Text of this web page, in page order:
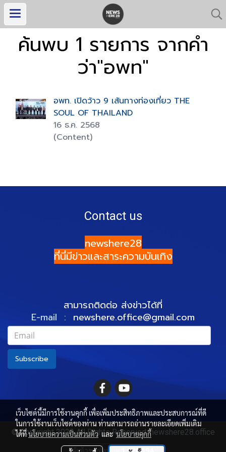
ค้นพบ 1 รายการ จากคำ
ว่า"อพท"
อพท. เปิดว้าว 9 เส้นทางท่องเที่ยว THE
SOUL OF THAILAND
16 ธ.ค. 2568
(Content)
Contact us
newshere28
ที่นี่มีข่าวและสาระความบันเทิง
สามารถติดต่อ ส่งข่าวได้ที่
E-mail : newshere.office@gmail.com
Subscribe
© Copyright 2022 All Rights Reserved. newshere28.office
ผู้เข้าชมทั้งหมด
1,526,194
เว็บไซต์นี้มีการใช้งานคุกกี้ เพื่อเพิ่มประสิทธิภาพและประสบการณ์ที่ดี
ในการใช้งานเว็บไซต์ของท่าน ท่านสามารถอ่านรายละเอียดเพิ่มเติม
ได้ที่นโยบายความเป็นส่วนตัวและนโยบายคุกกี้